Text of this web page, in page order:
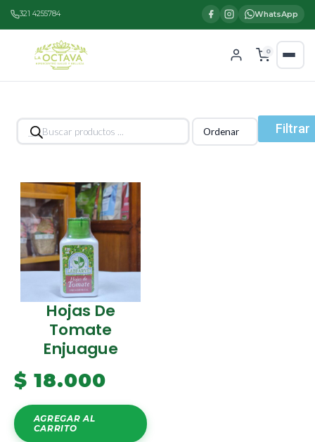
321 4255784 WhatsApp
0
Búsqueda
de
Filtrar
Hojas De
Tomate
Enjuague
$ 18.000
AGREGAR AL
CARRITO